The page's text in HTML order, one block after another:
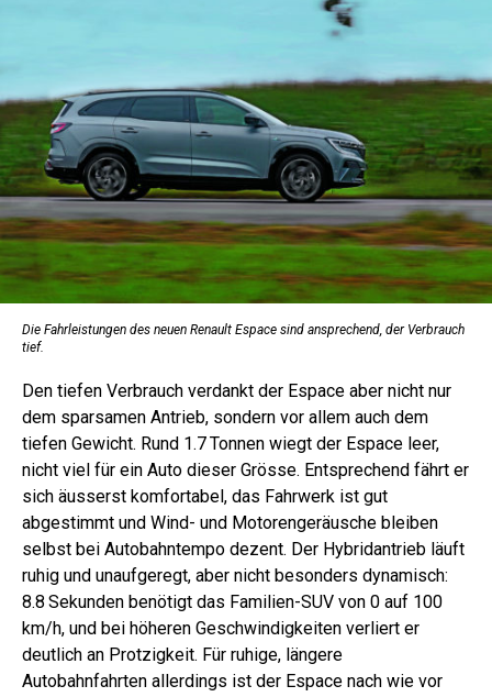
Die Fahrleistungen des neuen Renault Espace sind ansprechend, der Verbrauch
tief.
Den tiefen Verbrauch verdankt der Espace aber nicht nur
dem sparsamen Antrieb, sondern vor allem auch dem
tiefen Gewicht. Rund 1.7 Tonnen wiegt der Espace leer,
nicht viel für ein Auto dieser Grösse. Entsprechend fährt er
sich äusserst komfortabel, das Fahrwerk ist gut
abgestimmt und Wind- und Motorengeräusche bleiben
selbst bei Autobahntempo dezent. Der Hybridantrieb läuft
ruhig und unaufgeregt, aber nicht besonders dynamisch:
8.8 Sekunden benötigt das Familien-SUV von 0 auf 100
km/h, und bei höheren Geschwindigkeiten verliert er
deutlich an Protzigkeit. Für ruhige, längere
Autobahnfahrten allerdings ist der Espace nach wie vor